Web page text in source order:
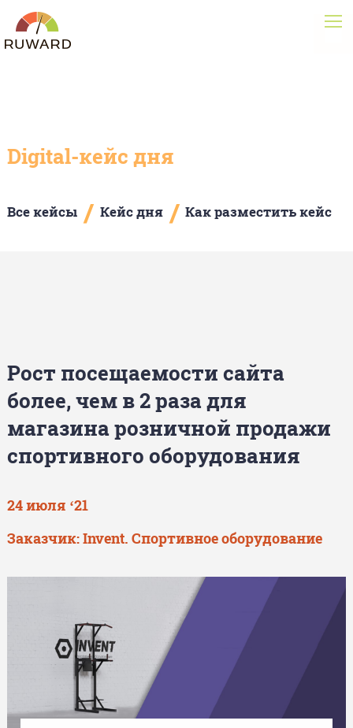
Digital-кейс дня
Все кейсы / Кейс дня / Как разместить кейс
Рост посещаемости сайта
более, чем в 2 раза для
магазина розничной продажи
спортивного оборудования
24 июля ‘21
Заказчик: Invent. Спортивное оборудование